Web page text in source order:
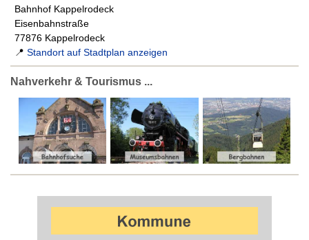
Bahnhof Kappelrodeck
Eisenbahnstraße
77876 Kappelrodeck
📍 Standort auf Stadtplan anzeigen
Nahverkehr & Tourismus ...